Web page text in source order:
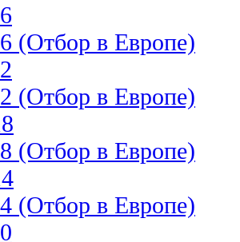
(Отбор в Европе)
(Отбор в Европе)
(Отбор в Европе)
(Отбор в Европе)